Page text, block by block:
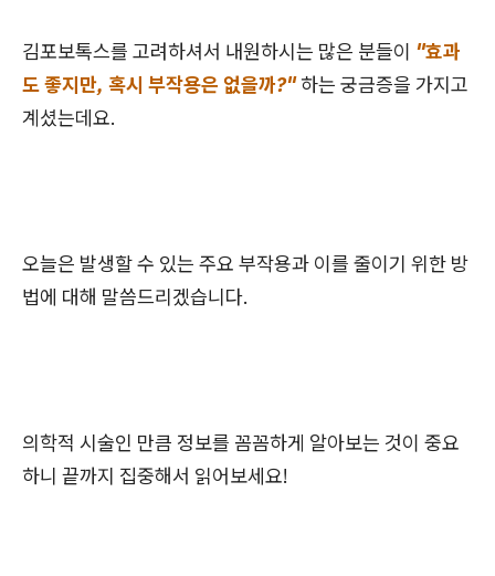
김포보톡스를 고려하셔서 내원하시는 많은 분들이 "효과
도 좋지만, 혹시 부작용은 없을까?"하는 궁금증을 가지고
계셨는데요.
오늘은 발생할 수 있는 주요 부작용과 이를 줄이기 위한 방
법에 대해 말씀드리겠습니다.
의학적 시술인 만큼 정보를 꼼꼼하게 알아보는 것이 중요
하니 끝까지 집중해서 읽어보세요!